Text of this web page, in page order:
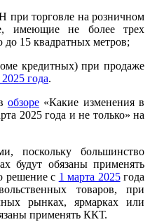
при торговле на розничном
имеющие не более трех
15 квадратных метров;
кредитных) при продаже
года.
обзоре«Какие изменения в
2025 года и не только» на
поскольку большинство
будут обязаны применять
решение с 1 марта 2025года
товаров, при
рынках, ярмарках или
применять ККТ.